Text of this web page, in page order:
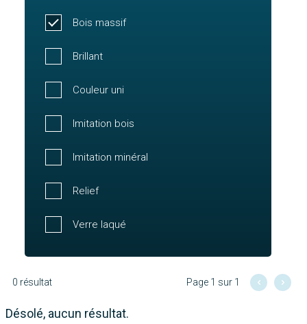
Bois massif
Brillant
Couleur uni
Imitation bois
Imitation minéral
Relief
Verre laqué
0 résultat Page 1 sur 1
Désolé, aucun résultat.